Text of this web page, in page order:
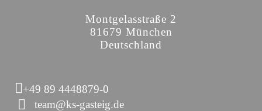
Montgelasstraße 2
81679 München
Deutschland
+49 89 4448879-0
team@ks-gasteig.de